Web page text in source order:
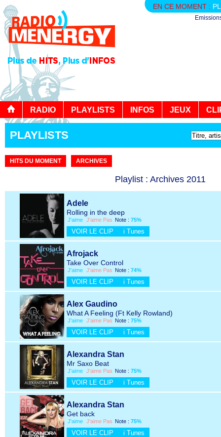
EN CE MOMENT :
RADIO PLAYLISTS INFOS JEUX
PLAYLISTS
HITS DU MOMENT ARCHIVES
Playlist : Archives 2011
Adele
Rolling in the deep
J'aime J'aime Pas Note : 75%
VOIR LE CLIP i Tunes
Afrojack
Take Over Control
J'aime J'aime Pas Note : 74%
VOIR LE CLIP i Tunes
Alex Gaudino
What A Feeling (Ft Kelly Rowland)
J'aime J'aime Pas Note : 75%
VOIR LE CLIP i Tunes
Alexandra Stan
Mr Saxo Beat
J'aime J'aime Pas Note : 75%
VOIR LE CLIP i Tunes
Alexandra Stan
Get back
J'aime J'aime Pas Note : 75%
VOIR LE CLIP i Tunes